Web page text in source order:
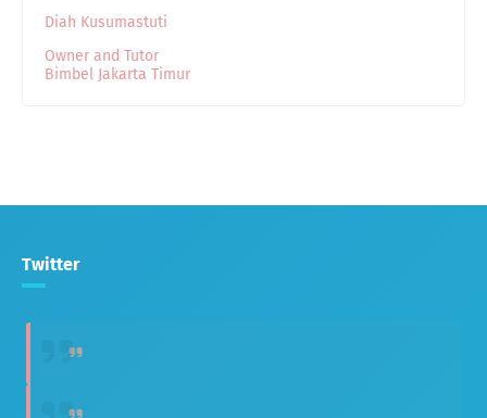
Diah Kusumastuti
Owner and Tutor
Bimbel Jakarta Timur
Twitter